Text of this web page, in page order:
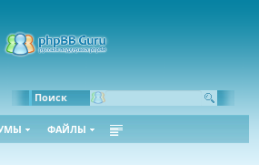
Поиск
ФАЙЛЫ